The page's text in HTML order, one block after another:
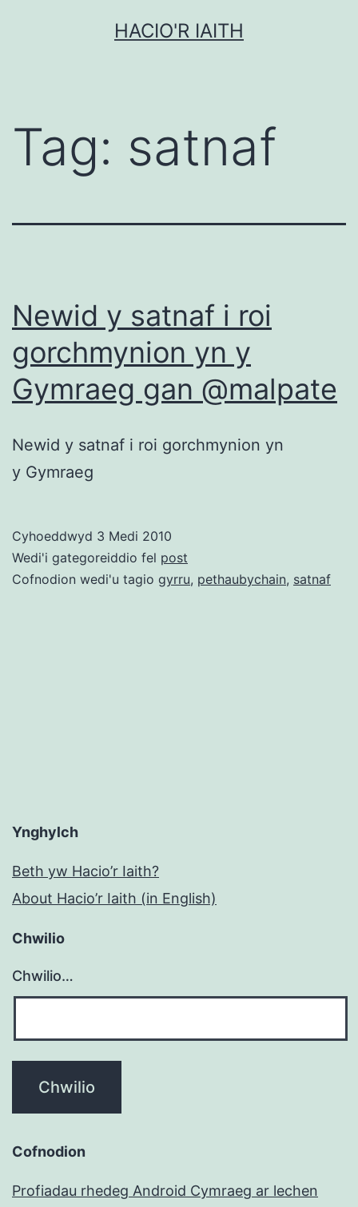
HACIO'R IAITH
Tag: satnaf
Newid y satnaf i roi
gorchmynion yn y
Gymraeg gan @malpate
Newid y satnaf i roi gorchmynion yn
y Gymraeg
Cyhoeddwyd 3 Medi 2010
Wedi'i gategoreiddio fel post
Cofnodion wedi'u tagio gyrru, pethaubychain, satnaf
Ynghylch
Beth yw Hacio’r Iaith?
About Hacio’r Iaith (in English)
Chwilio
Chwilio…
Cofnodion
Profiadau rhedeg Android Cymraeg ar lechen